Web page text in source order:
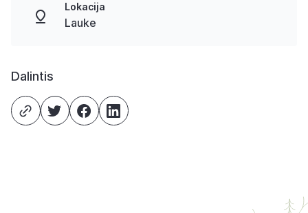
Lokacija
Lauke
Dalintis